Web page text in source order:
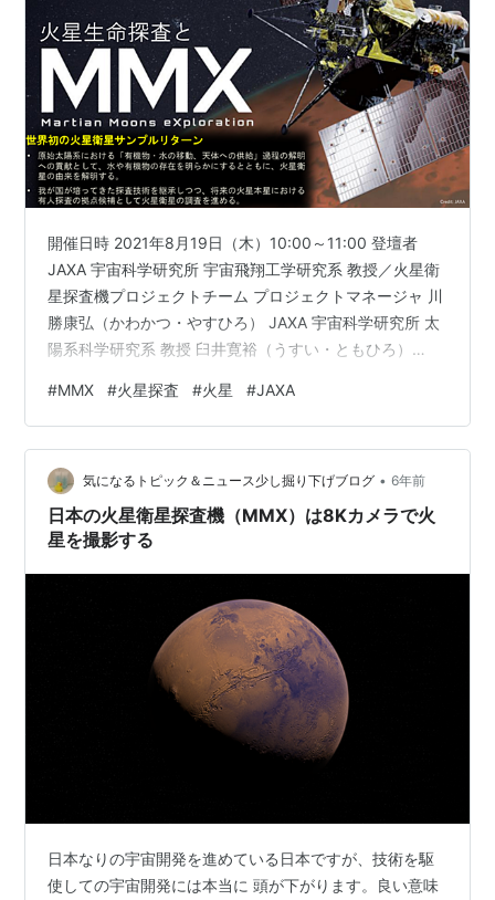
開催日時 2021年8月19日（木）10:00～11:00 登壇者
JAXA 宇宙科学研究所 宇宙飛翔工学研究系 教授／火星衛
星探査機プロジェクトチーム プロジェクトマネージャ 川
勝康弘（かわかつ・やすひろ） JAXA 宇宙科学研究所 太
陽系科学研究系 教授 臼井寛裕（うすい・ともひろ）
菜（すがはら・はるな） 千葉工業大学 惑星探査研究セン
ター 上席研究員 黒澤耕介（くろさわ・こうすけ） 北海
道大学 大学院理学研究院 教授 倉本圭（くらもと・きよ
し） （左から川勝氏、臼井氏、菅原氏、黒澤氏、倉本
氏） 中継録画 関連リンク MMX公式…
#MMX #火星探査 #火星 #JAXA
気になるトピック＆ニュース少し掘り下げブログ • 6年前
日本の火星衛星探査機（MMX）は8Kカメラで火
星を撮影する
日本なりの宇宙開発を進めている日本ですが、技術を駆
使しての宇宙開発には本当に 頭が下がります。良い意味